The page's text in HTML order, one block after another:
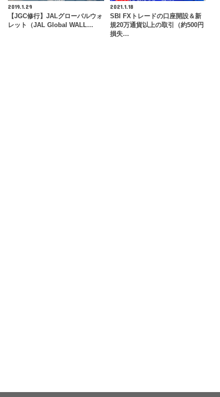
2019.1.29
【JGC修行】JALグローバルウォ
レット（JAL Global WALL…
2021.1.18
SBI FXトレードの口座開設＆新
規20万通貨以上の取引（約500円
損失…